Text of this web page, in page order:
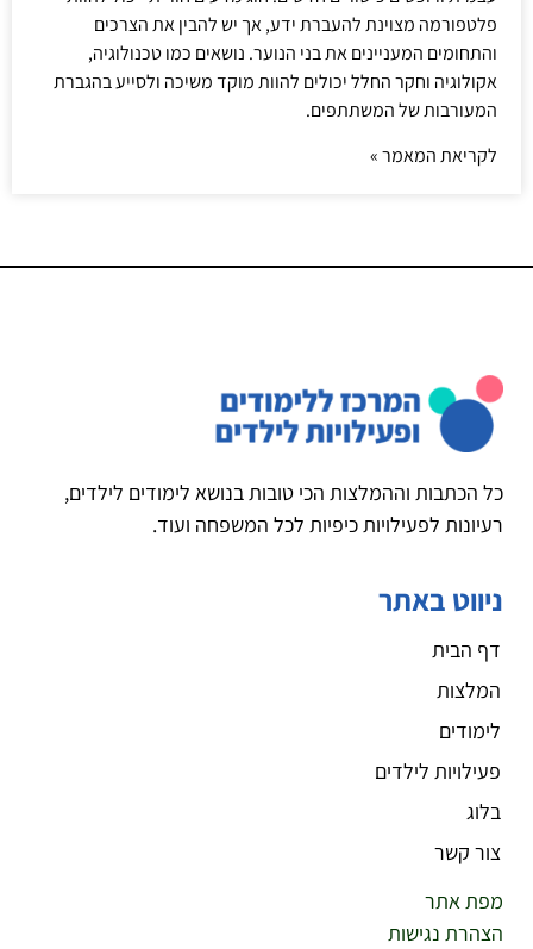
פלטפורמה מצוינת להעברת ידע, אך יש להבין את הצרכים
והתחומים המעניינים את בני הנוער. נושאים כמו טכנולוגיה,
אקולוגיה וחקר החלל יכולים להוות מוקד משיכה ולסייע בהגברת
המעורבות של המשתתפים.
לקריאת המאמר »
כל הכתבות וההמלצות הכי טובות בנושא לימודים לילדים,
רעיונות לפעילויות כיפיות לכל המשפחה ועוד.
ניווט באתר
דף הבית
המלצות
לימודים
פעילויות לילדים
בלוג
צור קשר
מפת אתר
הצהרת נגישות